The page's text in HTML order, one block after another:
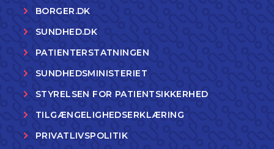
BORGER.DK
SUNDHED.DK
PATIENTERSTATNINGEN
SUNDHEDSMINISTERIET
STYRELSEN FOR PATIENTSIKKERHED
TILGÆNGELIGHEDSERKLÆRING
PRIVATLIVSPOLITIK